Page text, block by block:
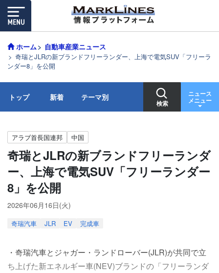
ホーム 自動車産業ニュース
奇瑞とJLRの新ブランドフリーランダー、上海で電気SUV「フリーラ
ンダー8」を公開
トップ 新着 テーマ別
検索
ニュース
メニュー
アラブ首長国連邦 中国
奇瑞とJLRの新ブランドフリーランダ
ー、上海で電気SUV「フリーランダー
8」を公開
2026年06月16日(火)
奇瑞汽車 JLR EV 完成車
・奇瑞汽車とジャガー・ランドローバー(JLR)が共同で立
ち上げた新エネルギー車(NEV)ブランドの「フリーランダ